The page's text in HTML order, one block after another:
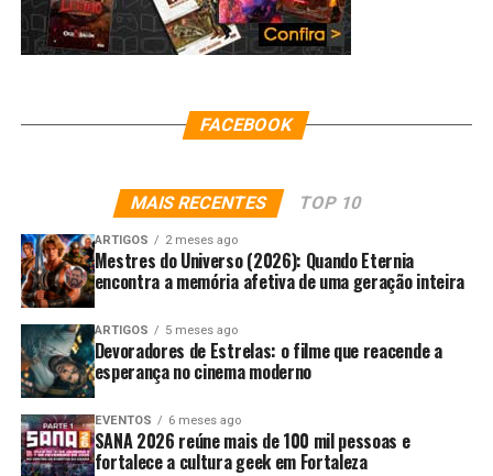
FACEBOOK
MAIS RECENTES TOP 10
ARTIGOS 2 meses ago
Mestres do Universo (2026): Quando Eternia
encontra a memória afetiva de uma geração inteira
ARTIGOS 5 meses ago
Devoradores de Estrelas: o filme que reacende a
esperança no cinema moderno
EVENTOS 6 meses ago
SANA 2026 reúne mais de 100 mil pessoas e
fortalece a cultura geek em Fortaleza